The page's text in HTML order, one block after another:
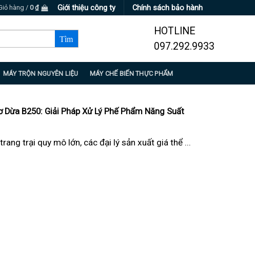
hàng / 0₫ Giới thiệu công ty Chính sách bảo hành
HOTLINE
097.292.9933
MÁY TRỘN NGUYÊN LIỆU MÁY CHẾ BIẾN THỰC PHẨM
Dừa B250: Giải Pháp Xử Lý Phế Phẩm Năng Suất
trại quy mô lớn, các đại lý sản xuất giá thể ...